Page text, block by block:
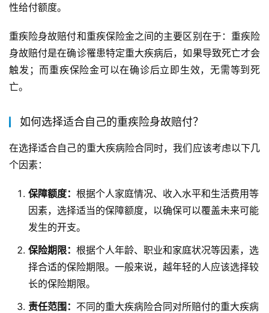
性给付额度。
重疾险身故赔付和重疾保险金之间的主要区别在于：重疾险
身故赔付是在确诊罹患特定重大疾病后，如果导致死亡才会
触发；而重疾保险金可以在确诊后立即生效，无需等到死
亡。
如何选择适合自己的重疾险身故赔付？
在选择适合自己的重大疾病险合同时，我们应该考虑以下几
个因素：
保障额度： 根据个人家庭情况、收入水平和生活费用等
因素，选择适当的保障额度，以确保可以覆盖未来可能
发生的开支。
保险期限： 根据个人年龄、职业和家庭状况等因素，选
择合适的保险期限。一般来说，越年轻的人应该选择较
长的保险期限。
责任范围： 不同的重大疾病险合同对所赔付的重大疾病